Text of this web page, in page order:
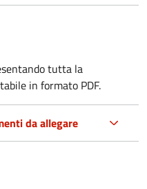
tutta la
in formato PDF.
da allegare